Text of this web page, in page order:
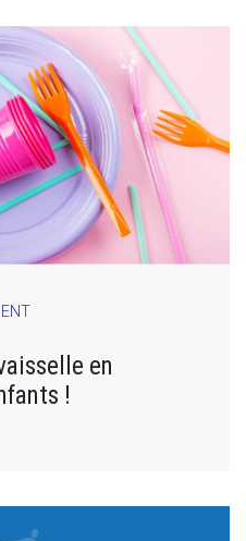
en
!